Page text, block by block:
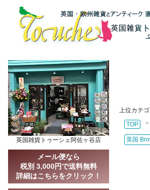
上位カテ
TOP
>
英国
英国雑貨トゥーシェ阿佐ヶ谷店
メール便なら
税別 3,000円で送料無料
詳細はこちらをクリック！